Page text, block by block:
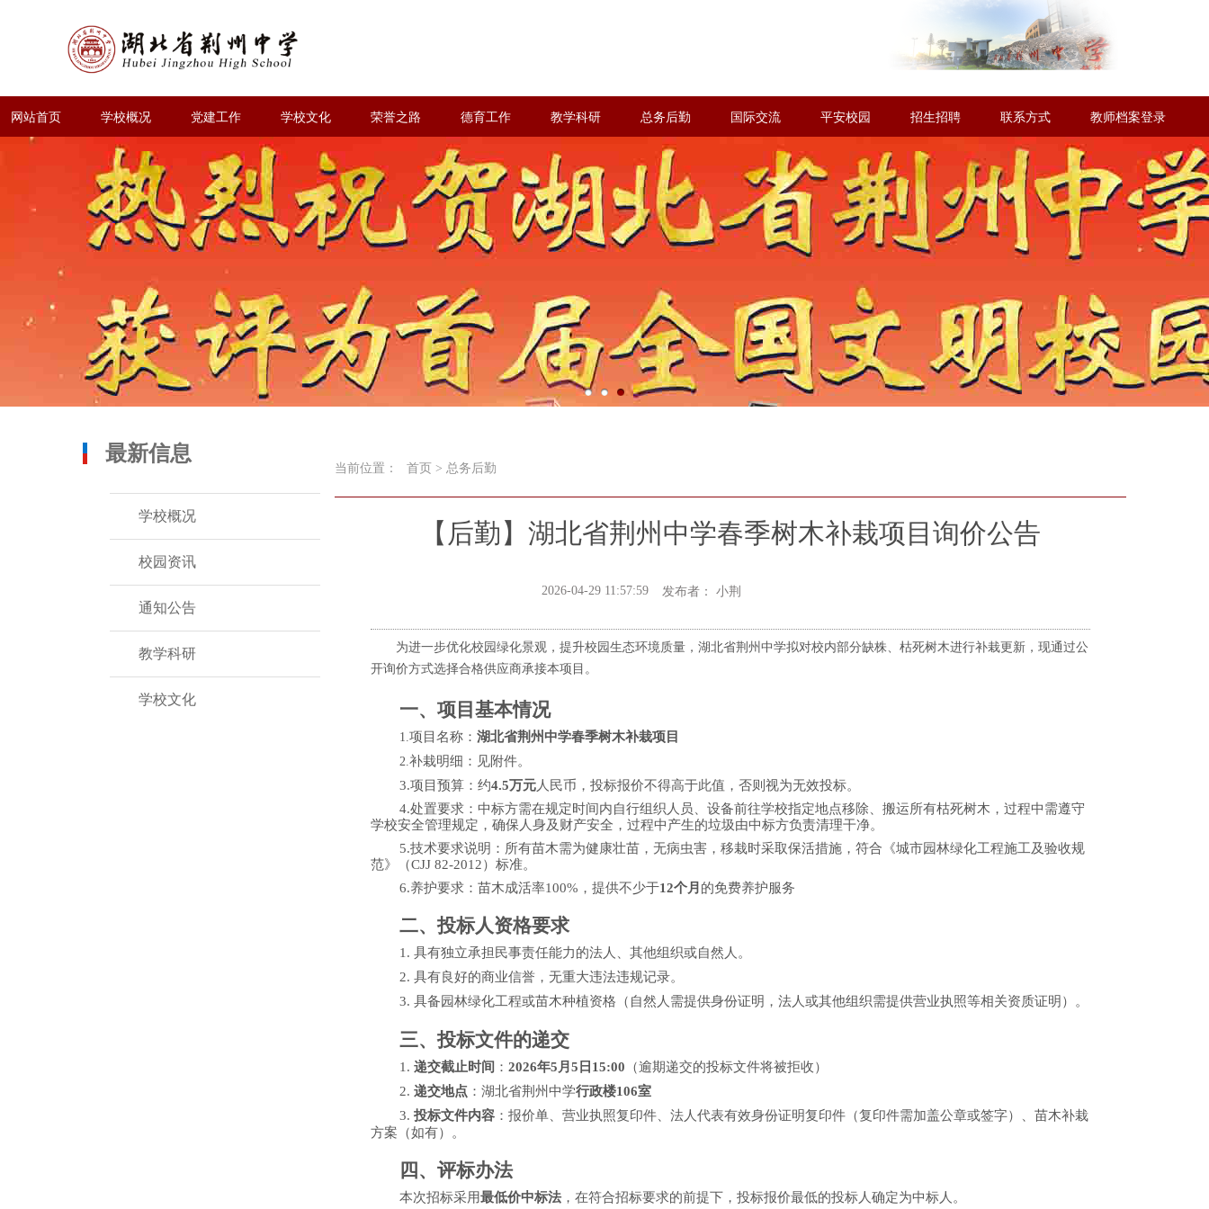
网站首页 学校概况 党建工作 学校文化 荣誉之路 德育工作 教学科研 总务后勤 国际交流 平安校园 招生招聘 联系方式 教师档案登录
最新信息
学校概况
校园资讯
通知公告
教学科研
学校文化
当前位置： 首页 > 总务后勤
【后勤】湖北省荆州中学春季树木补栽项目询价公告
2026-04-29 11:57:59 发布者： 小荆
为进一步优化校园绿化景观，提升校园生态环境质量，湖北省荆州中学拟对校内部分缺株、枯死树木进行补栽更新，现通过公
开询价方式选择合格供应商承接本项目。
一、项目基本情况
1.项目名称： 湖北省荆州中学春季树木补栽项目
2.补栽明细 ： 见附件。
3.项目预算 ： 约4.5万元人民币，投标报价不得高于此值，否则视为无效投标。
4.处置要求 ：中标方需在规定时间内自行组织人员、设备前往学校指定地点移除 、搬运所有枯死树木 ，过程中需遵守
学校安全管理规定，确保人身及财产安全， 过程中产生的垃圾由中标方负责清理干净。
5.技术要求说明：所有苗木需为健康壮苗，无病虫害，移栽时采取保活措施，符合《城市园林绿化工程施工及验收规
范》（CJJ 82-2012）标准。
6.养护要求：苗木成活率100%，提供不少于12个月 的免费养护服务
二、投标人资格要求
1. 具有独立承担民事责任能力的法人、其他组织或自然人。
2. 具有良好的商业信誉，无重大违法违规记录。
3. 具备园林绿化工程或苗木种植资格 （自然人需提供身份证明，法人或其他组织需提供营业执照等相关资质证明）。
三、投标文件的递交
1. 递交截止时间 ： 2026年5 月 5 日 15:00 （逾期递交的投标文件将被拒收）
2. 递交地点 ：湖北省荆州中学行政楼106室
3. 投标文件内容 ：报价单、营业执照复印件、法人代表有效身份证明复印件（复印件需加盖公章或签字）、 苗木补栽
方案（如有）。
四、评标办法
本次招标采用最低价中标法 ，在符合招标要求的前提下，投标报价最低的投标人确定为中标人。